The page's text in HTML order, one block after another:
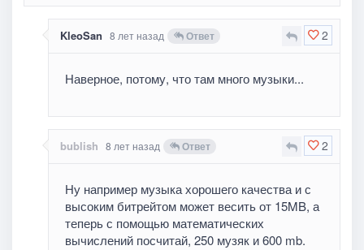
2
KleoSan 8 лет назад Ответ
Наверное, потому, что там много музыки...
2
bublish 8 лет назад Ответ
Ну например музыка хорошего качества и с
высоким битрейтом может весить от 15MB, а
теперь с помощью математических
вычислений посчитай, 250 музяк и 600 mb.